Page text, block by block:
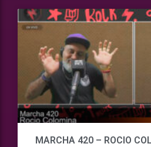
MARCHA 420 – ROCIO